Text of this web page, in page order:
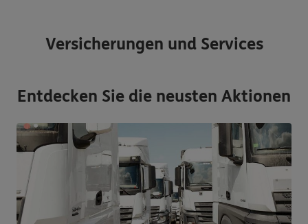
Versicherungen und Services
Entdecken Sie die neusten Aktionen